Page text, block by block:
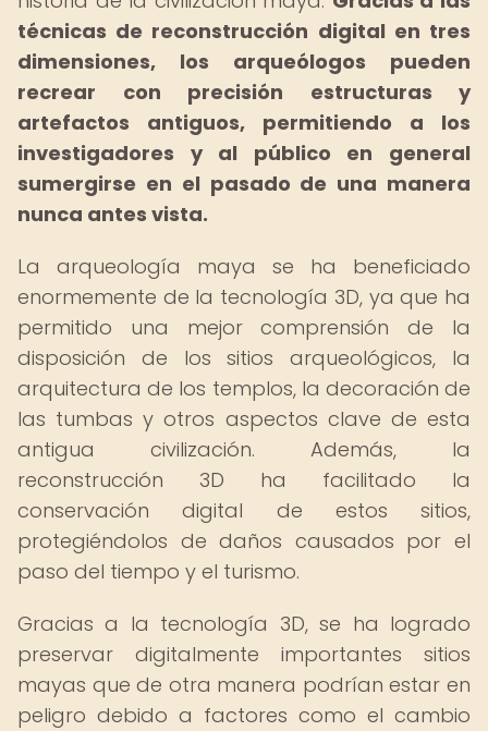
técnicas de reconstrucción digital en tres
dimensiones, los arqueólogos pueden
recrear con precisión estructuras y
artefactos antiguos, permitiendo a los
investigadores y al público en general
sumergirse en el pasado de una manera
nunca antes vista.
La arqueología maya se ha beneficiado
enormemente de la tecnología 3D, ya que ha
permitido una mejor comprensión de la
disposición de los sitios arqueológicos, la
arquitectura de los templos, la decoración de
las tumbas y otros aspectos clave de esta
antigua civilización. Además, la
reconstrucción 3D ha facilitado la
conservación digital de estos sitios,
protegiéndolos de daños causados por el
paso del tiempo y el turismo.
Gracias a la tecnología 3D, se ha logrado
preservar digitalmente importantes sitios
mayas que de otra manera podrían estar en
peligro debido a factores como el cambio